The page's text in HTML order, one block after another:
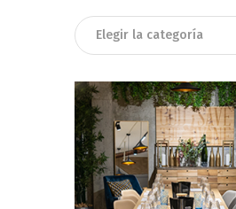
Categorias